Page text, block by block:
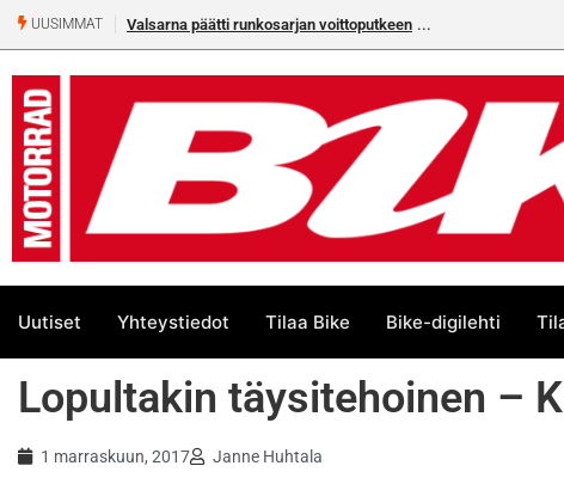
UUSIMMAT Älä missaa tämän kesän suurta Bike-
Uutiset Yhteystiedot Tilaa Bike Bike-digilehti
Lopultakin täysitehoinen –
1 marraskuun, 2017 Janne Huhtala